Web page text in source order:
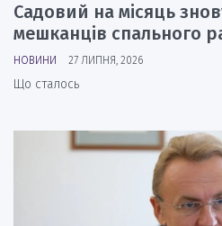
Садовий на місяць
мешканців спального
НОВИНИ 27 ЛИПНЯ, 2026
Що сталось